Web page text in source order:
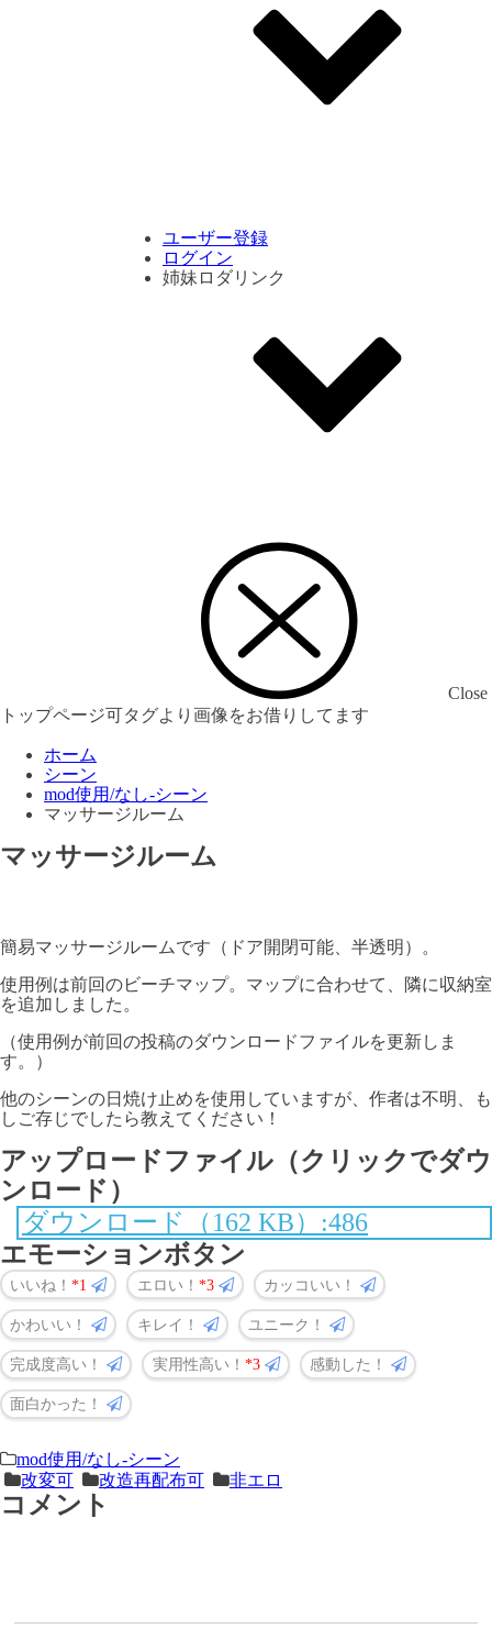
ユーザー登録
ログイン
姉妹ロダリンク
Close
トップページ可タグより画像をお借りしてます
ホーム
シーン
mod使用/なし-シーン
マッサージルーム
マッサージルーム
簡易マッサージルームです（ドア開閉可能、半透明）。
使用例は前回のビーチマップ。マップに合わせて、隣に収納室
を追加しました。
（使用例が前回の投稿のダウンロードファイルを更新しま
す。）
他のシーンの日焼け止めを使用していますが、作者は不明、も
しご存じでしたら教えてください！
アップロードファイル（クリックでダウ
ンロード）
ダウンロード（162 KB）:486
エモーションボタン
いいね！ 1 エロい！ 3 カッコいい！
かわいい！ キレイ！ ユニーク！
完成度高い！ 実用性高い！ 3 感動した！
面白かった！
＜
次
の
前
の
記
mod使用/なし-シーン
改変可
改造再配布可 非エロ
コメント